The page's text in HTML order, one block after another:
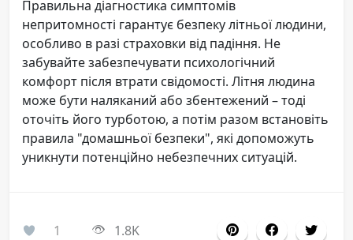
Правильна діагностика симптомів
непритомності гарантує безпеку літньої людини,
особливо в разі страховки від падіння. Не
забувайте забезпечувати психологічний
комфорт після втрати свідомості. Літня людина
може бути наляканий або збентежений – тоді
оточіть його турботою, а потім разом встановіть
правила "домашньої безпеки", які допоможуть
уникнути потенційно небезпечних ситуацій.
1 1.8K